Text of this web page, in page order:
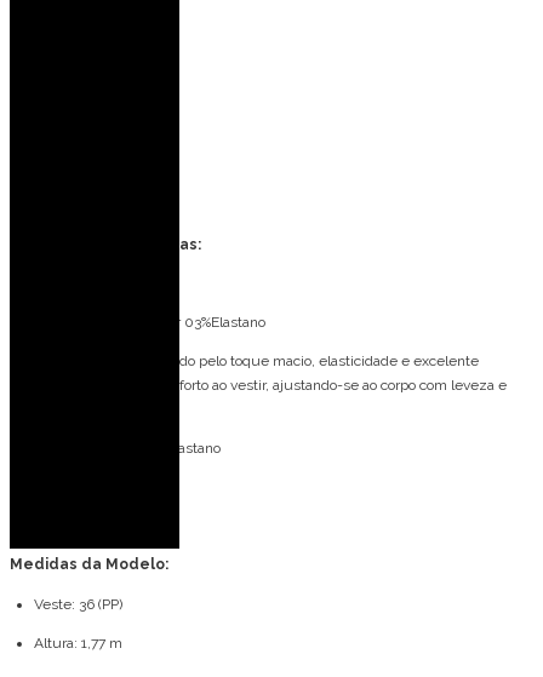
Especificações Técnicas:
Composição: 97% Poliéster 03%Elastano
Tecido em malha, conhecido pelo toque macio, elasticidade e excelente
caimento. Proporciona conforto ao vestir, ajustando-se ao corpo com leveza e
Forro: 96% Poliéster 04%Elastano
Medidas da Modelo:
Veste: 36 (PP)
Altura: 1,77 m